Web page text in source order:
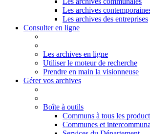
Les archives
Les archives des entreprises
Consulter en ligne
Les archives en ligne
Utiliser le moteur de recherche
Prendre en main la visionneuse
Gérer vos archives
Boîte à outils
Communs à tous les
Communes et